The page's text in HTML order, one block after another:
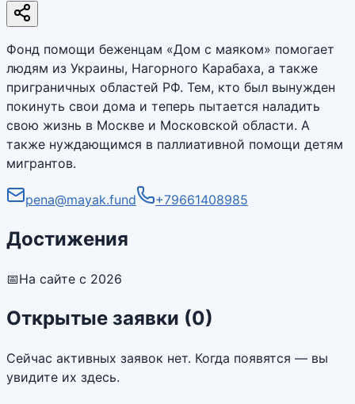
Фонд помощи беженцам «Дом с маяком» помогает
людям из Украины, Нагорного Карабаха, а также
приграничных областей РФ. Тем, кто был вынужден
покинуть свои дома и теперь пытается наладить
свою жизнь в Москве и Московской области. А
также нуждающимся в паллиативной помощи детям
мигрантов.
pena@mayak.fund +79661408985
Достижения
📅На сайте с 2026
Открытые заявки (0)
Сейчас активных заявок нет. Когда появятся — вы
увидите их здесь.